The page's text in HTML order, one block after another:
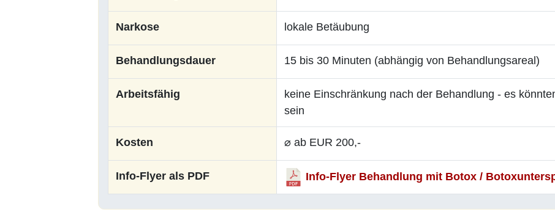
Narkose lokale Betäubung
Behandlungsdauer 15 bis 30 Minuten (abhängig von Behandlungsareal)
Arbeitsfähig
keine Einschränkung nach der Behandlung - es
sein
Kosten ⌀ ab EUR 200,-
Info-Flyer als PDF Info-Flyer Behandlung mit Botox /